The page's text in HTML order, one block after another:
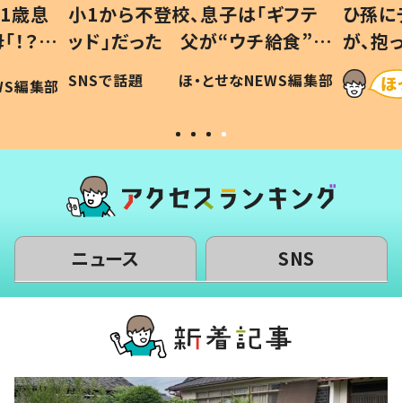
歳息
？」
編集部
小1から不登校、息子は「ギフテ
ッド」だった 父が“ウチ給食”を
作り続ける理由とは #令和の親
#令和の子
SNSで話題 ほ・とせなNEWS編集部
ひ孫
が、
「涙が
い」
ニュース SNS